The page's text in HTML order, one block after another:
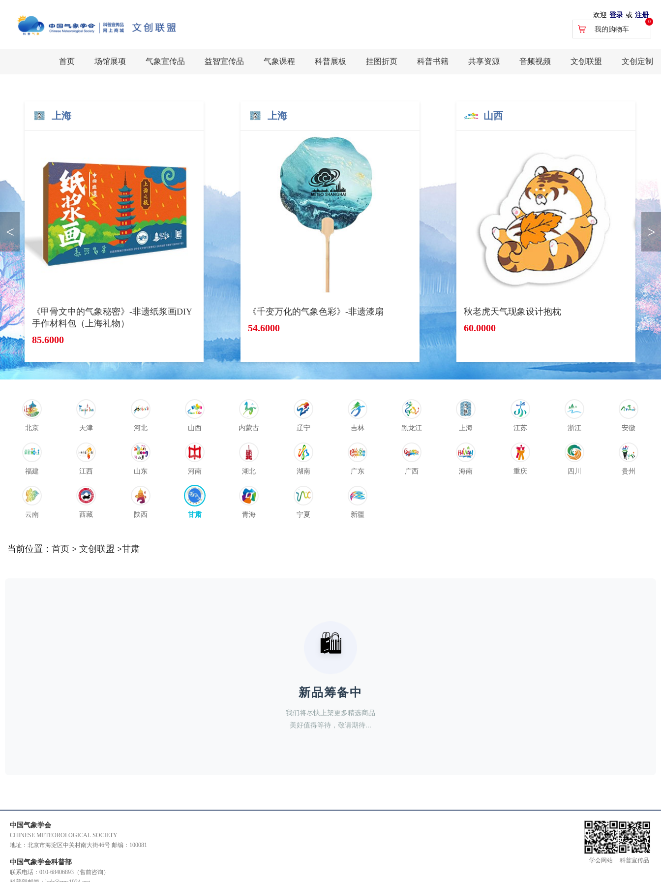
欢迎 登录 或 注册
我的购物车
0
首页 场馆展项 气象宣传品 益智宣传品 气象课程 科普展板 挂图折页 科普书籍 共享资源 音频视频 文创联盟 文创定制
<
上海
《甲骨文中的气象秘密》-非遗纸浆画DIY
手作材料包（上海礼物）
85.6000
上海
《千变万化的气象色彩》-非遗漆扇
54.6000
山西
秋老虎天气现象设计抱枕
60.0000
>
北京 天津 河北 山西 内蒙古 辽宁 吉林 黑龙江 上海 江苏 浙江 安徽
福建 江西 山东 河南 湖北 湖南 广东 广西 海南 重庆 四川 贵州
云南 西藏 陕西 甘肃 青海 宁夏 新疆
当前位置： 首页 > 文创联盟 >甘肃
🛍️
新品筹备中
我们将尽快上架更多精选商品
美好值得等待，敬请期待...
中国气象学会
CHINESE METEOROLOGICAL SOCIETY
地址：北京市海淀区中关村南大街46号 邮编：100081
中国气象学会科普部
联系电话：010-68406893（售前咨询）
学会网站 科普宣传品